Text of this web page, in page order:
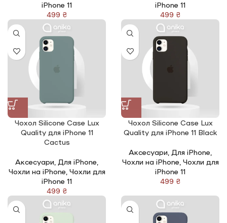
iPhone 11
₴
iPhone 11
₴
Чохол Silicone Сase Lux
Quality для iPhone 11
Cactus
Аксесуари Для iPhone
Чохли на iPhone, Чохли для
iPhone 11
₴
Чохол Silicone Сase Lux
Quality для iPhone 11 Black
Аксесуари Для iPhone
Чохли на iPhone, Чохли для
iPhone 11
₴